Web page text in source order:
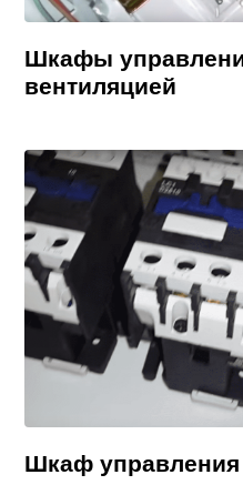
Шкафы
вентиляцией
Шкаф управления